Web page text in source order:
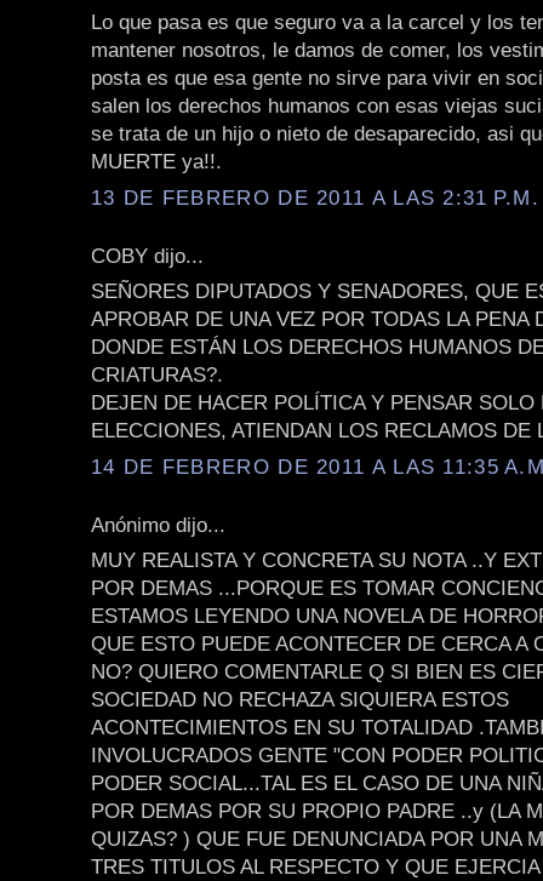
Lo que pasa es que seguro va a la carcel y los
mantener nosotros, le damos de comer, los
posta es que esa gente no sirve para vivir en
salen los derechos humanos con esas viejas
se trata de un hijo o nieto de desaparecido, asi
MUERTE ya!!.
13 DE FEBRERO DE 2011 A LAS 2:31 P.M.
COBY dijo...
SEÑORES DIPUTADOS Y SENADORES, QUE
APROBAR DE UNA VEZ POR TODAS LA PENA
DONDE ESTÁN LOS DERECHOS HUMANOS
CRIATURAS?.
DEJEN DE HACER POLÍTICA Y PENSAR SOLO
ELECCIONES, ATIENDAN LOS RECLAMOS DE
14 DE FEBRERO DE 2011 A LAS 11:35
Anónimo dijo...
MUY REALISTA Y CONCRETA SU NOTA ..Y
POR DEMAS ...PORQUE ES TOMAR
ESTAMOS LEYENDO UNA NOVELA DE
QUE ESTO PUEDE ACONTECER DE CERCA A
NO? QUIERO COMENTARLE Q SI BIEN ES
SOCIEDAD NO RECHAZA SIQUIERA ESTOS
ACONTECIMIENTOS EN SU TOTALIDAD
INVOLUCRADOS GENTE "CON PODER
PODER SOCIAL...TAL ES EL CASO DE UNA
POR DEMAS POR SU PROPIO PADRE ..y (LA
QUIZAS? ) QUE FUE DENUNCIADA POR UNA
TRES TITULOS AL RESPECTO Y QUE